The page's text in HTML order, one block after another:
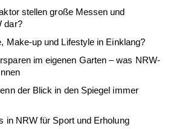
stellen große Messen und
dar?
Make-up und Lifestyle in Einklang?
im eigenen Garten – was NRW-
der Blick in den Spiegel immer
in NRW für Sport und Erholung